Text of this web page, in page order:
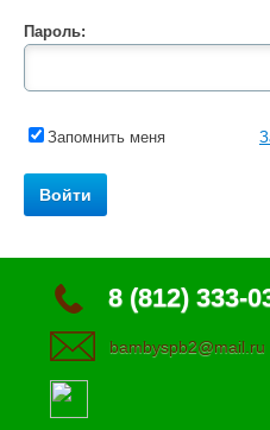
Пароль:
Запомнить меня
8 (812) 333-
bambyspb2@mail.ru